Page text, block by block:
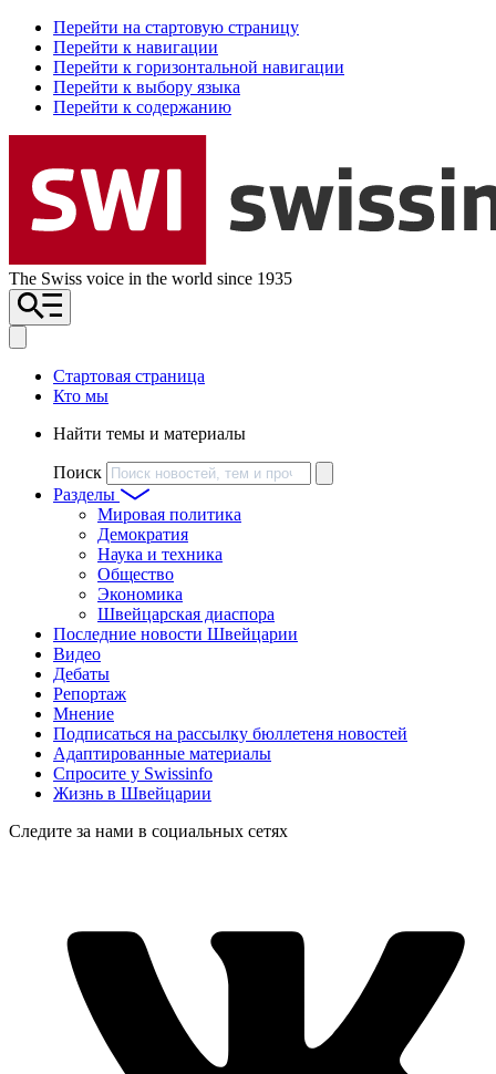
Перейти на стартовую страницу
Перейти к навигации
Перейти к горизонтальной навигации
Перейти к выбору языка
Перейти к содержанию
The Swiss voice in the world since 1935
Стартовая страница
Кто мы
Найти темы и материалы
Поиск
Разделы
Мировая политика
Демократия
Наука и техника
Общество
Экономика
Швейцарская диаспора
Последние новости Швейцарии
Видео
Дебаты
Репортаж
Мнение
Подписаться на рассылку бюллетеня новостей
Адаптированные материалы
Спросите у Swissinfo
Жизнь в Швейцарии
Следите за нами в социальных сетях